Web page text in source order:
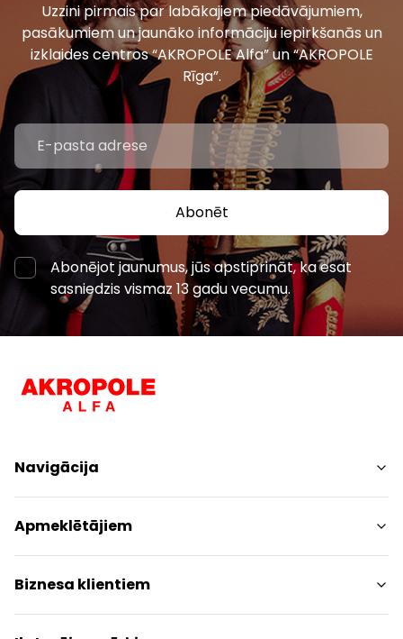
Uzzini pirmais par labākajiem piedāvājumiem,
pasākumiem un jaunāko informāciju iepirkšanās un
izklaides centros “AKROPOLE Alfa” un “AKROPOLE
Rīga”.
Abonēt
Abonējot jaunumus, jūs apstiprināt, ka esat
sasniedzis vismaz 13 gadu vecumu.
Navigācija
Iepirkšanās
Pakalpojumi
Izklaides
Restorāni
Apmeklētājiem
Centra plāns
Dzīvniekiem draudzīgs
Kontakti
Biznesa klientiem
Kontakti